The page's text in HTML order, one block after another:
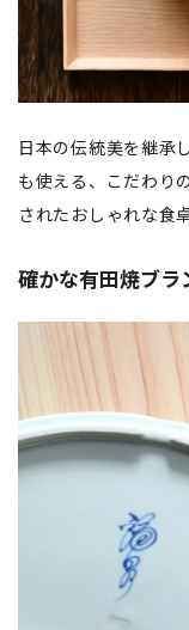
日本の伝統美を継承
も使える、こだわり
されたおしゃれな食
確かな有田焼ブラ